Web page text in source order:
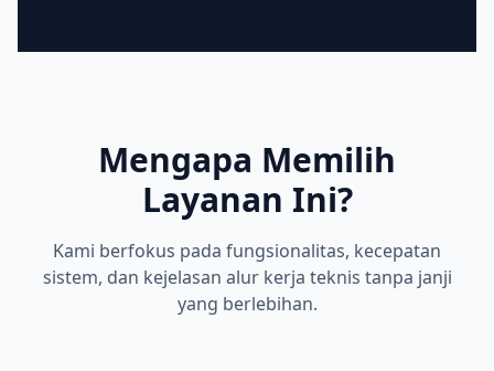
Mengapa Memilih
Layanan Ini?
Kami berfokus pada fungsionalitas, kecepatan
sistem, dan kejelasan alur kerja teknis tanpa janji
yang berlebihan.